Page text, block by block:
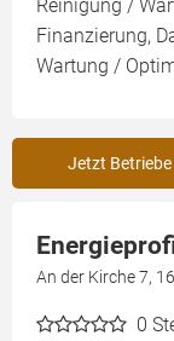
Reinigung /
Finanzierung,
Wartung /
Jetzt
An der Kirche 7,
0